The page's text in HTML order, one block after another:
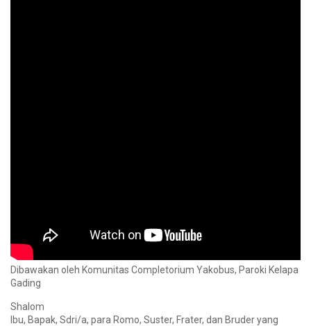
Dibawakan oleh Komunitas Completorium Yakobus, Paroki Kelapa
Gading
Shalom
Ibu, Bapak, Sdri/a, para Romo, Suster, Frater, dan Bruder yang